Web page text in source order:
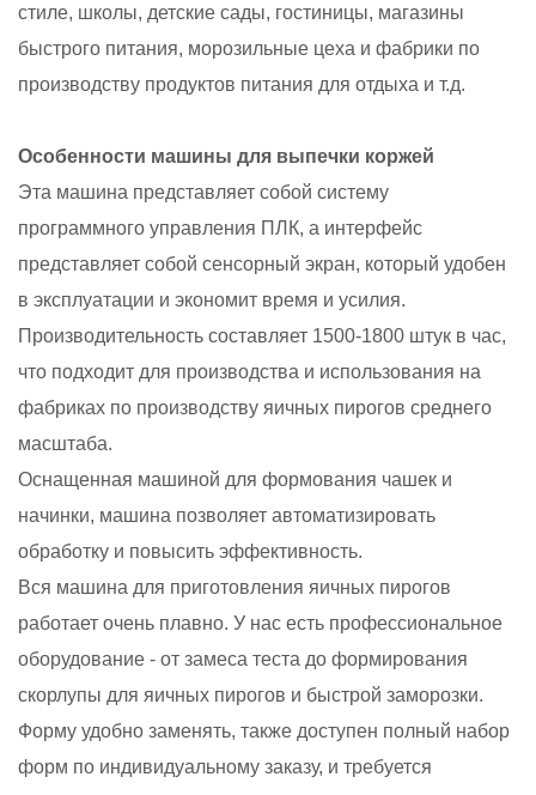
стиле, школы, детские сады, гостиницы, магазины
быстрого питания, морозильные цеха и фабрики по
производству продуктов питания для отдыха и т.д.
Особенности машины для выпечки коржей
Эта машина представляет собой систему
программного управления ПЛК, а интерфейс
представляет собой сенсорный экран, который удобен
в эксплуатации и экономит время и усилия.
Производительность составляет 1500-1800 штук в час,
что подходит для производства и использования на
фабриках по производству яичных пирогов среднего
масштаба.
Оснащенная машиной для формования чашек и
начинки, машина позволяет автоматизировать
обработку и повысить эффективность.
Вся машина для приготовления яичных пирогов
работает очень плавно. У нас есть профессиональное
оборудование - от замеса теста до формирования
скорлупы для яичных пирогов и быстрой заморозки.
Форму удобно заменять, также доступен полный набор
форм по индивидуальному заказу, и требуется